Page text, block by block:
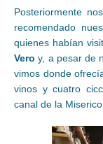
Posteriormente
recomendado
quienes habían
Vero y, a pesar de
vimos donde
vinos y cuatro
canal de la